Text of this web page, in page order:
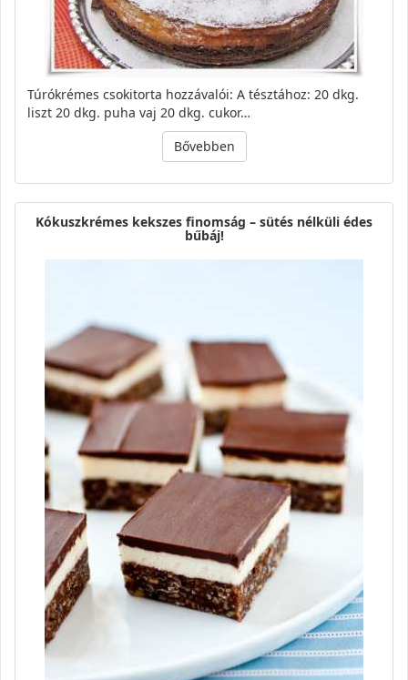
Túrókrémes csokitorta hozzávalói: A tésztához: 20 dkg.
liszt 20 dkg. puha vaj 20 dkg. cukor…
Bővebben
Kókuszkrémes kekszes finomság – sütés nélküli édes
bűbáj!